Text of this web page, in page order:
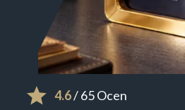
4.6/ 65 Ocen